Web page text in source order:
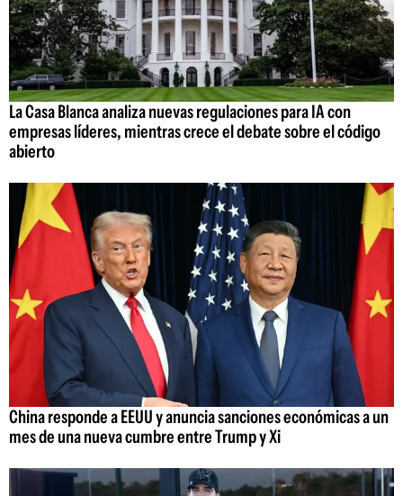
La Casa Blanca analiza nuevas regulaciones para IA con
empresas líderes, mientras crece el debate sobre el código
abierto
China responde a EEUU y anuncia sanciones económicas a un
mes de una nueva cumbre entre Trump y Xi